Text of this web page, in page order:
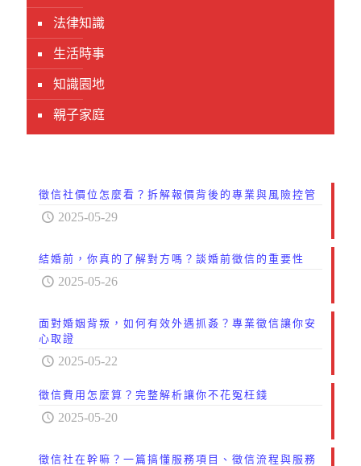
法律知識
生活時事
知識園地
親子家庭
徵信社價位怎麼看？拆解報價背後的專業與風險控管
2025-05-29
結婚前，你真的了解對方嗎？談婚前徵信的重要性
2025-05-26
面對婚姻背叛，如何有效外遇抓姦？專業徵信讓你安
心取證
2025-05-22
徵信費用怎麼算？完整解析讓你不花冤枉錢
2025-05-20
徵信社在幹嘛？一篇搞懂服務項目、徵信流程與服務